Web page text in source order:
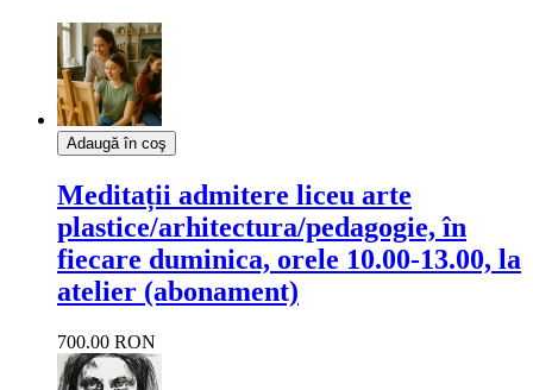
Adaugă în coş
Meditații admitere liceu arte
plastice/arhitectura/pedagogie, în
fiecare duminica, orele 10.00-13.00, la
atelier (abonament)
700.00 RON